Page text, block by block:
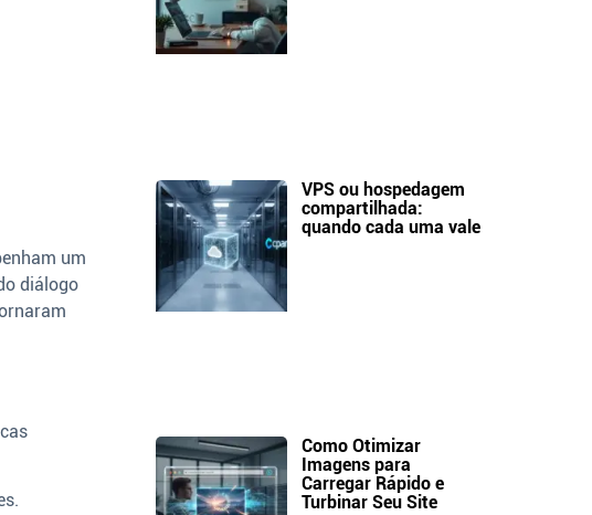
um
diálogo
VPS ou hospedagem
compartilhada:
quando cada uma vale
Como Otimizar
Imagens para
Carregar Rápido e
Turbinar Seu Site